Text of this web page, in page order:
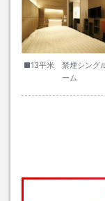
■13平米 禁煙シング
ーム